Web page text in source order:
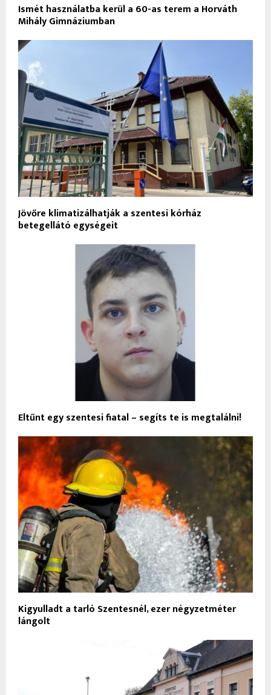
Ismét használatba kerül a 60-as terem a Horváth
Mihály Gimnáziumban
Jövőre klimatizálhatják a szentesi kórház
betegellátó egységeit
Eltűnt egy szentesi fiatal – segíts te is megtalálni!
Kigyulladt a tarló Szentesnél, ezer négyzetméter
lángolt